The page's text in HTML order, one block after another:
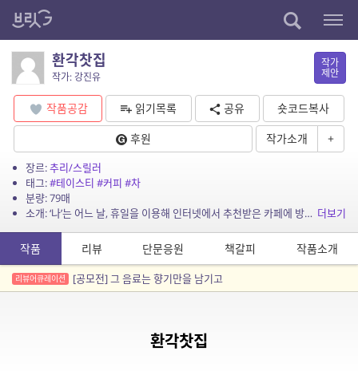
환각찻집
작가: 강진유
작가
제안
작품공감 읽기목록 공유
숏코드복사
후원
작가소개 +
장르:추리/스릴러
태그:#테이스티 #커피 #차
분량: 79매
소개: ‘나’는 어느 날, 휴일을 이용해 인터넷에서 추천받은 카페에 방문한다. 그곳에서 커피 한 잔을 다 비울 새도 없이 뜻하지 않은 사람과 마주치게 된다. 더보기
작품 리뷰 단문응원 책갈피 작품소개
리뷰어큐레이션 [공모전] 그 음료는 향기만을 남기고
환각찻집